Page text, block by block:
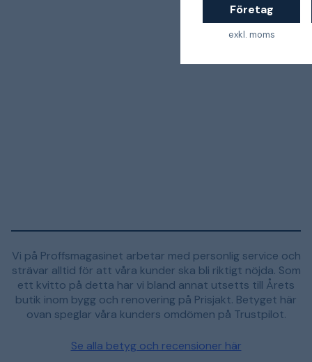
Företag
exkl. moms
Vi på Proffsmagasinet arbetar med personlig service och
strävar alltid för att våra kunder ska bli riktigt nöjda. Som
ett kvitto på detta har vi bland annat utsetts till Årets
butik inom bygg och renovering på Prisjakt. Betyget här
ovan speglar våra kunders omdömen på Trustpilot.
Se alla betyg och recensioner här